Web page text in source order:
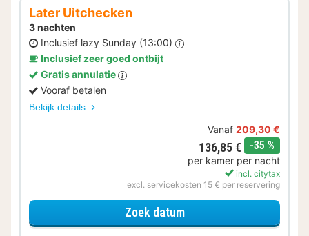
Later Uitchecken
3 nachten
Inclusief lazy Sunday (13:00)
Inclusief zeer goed ontbijt
Gratis annulatie
Vooraf betalen
Bekijk details
Vanaf 209,30 €
136,85 € -35 %
per kamer per nacht
incl. citytax
excl. servicekosten 15 € per reservering
Zoek datumvoor Later Uitchecken